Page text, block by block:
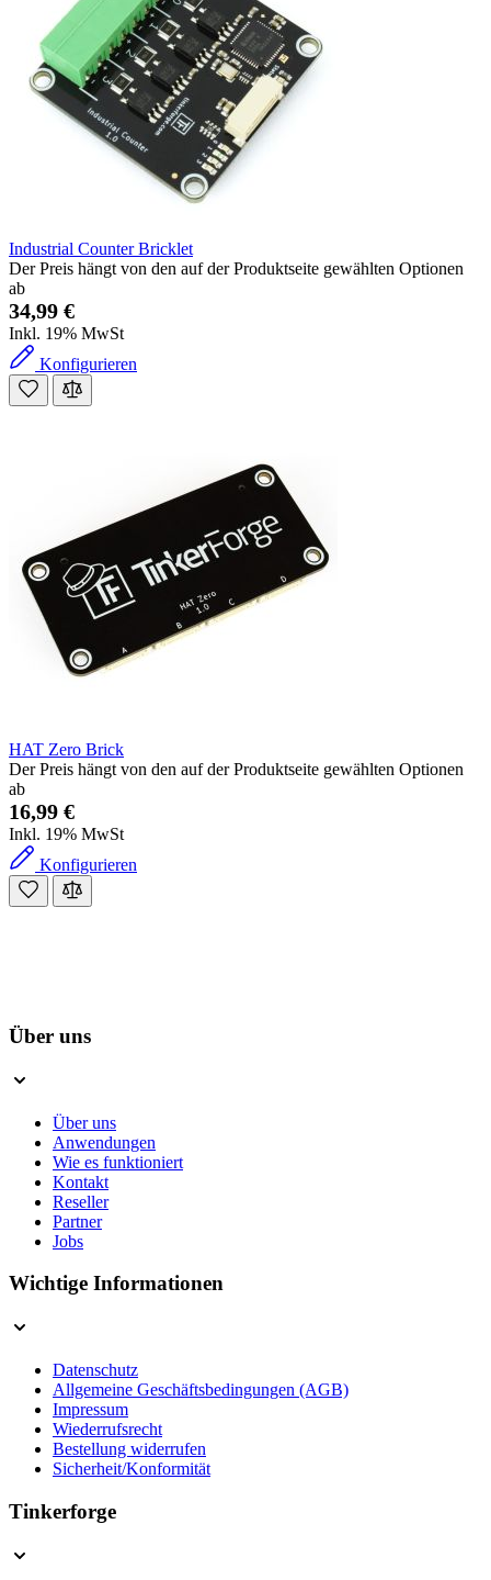
Industrial Counter Bricklet
Der Preis hängt von den auf der Produktseite gewählten Optionen
ab
34,99 €
Inkl. 19% MwSt
Konfigurieren
HAT Zero Brick
Der Preis hängt von den auf der Produktseite gewählten Optionen
ab
16,99 €
Inkl. 19% MwSt
Konfigurieren
Über uns
Über uns
Anwendungen
Wie es funktioniert
Kontakt
Reseller
Partner
Jobs
Wichtige Informationen
Datenschutz
Allgemeine Geschäftsbedingungen (AGB)
Impressum
Wiederrufsrecht
Bestellung widerrufen
Sicherheit/Konformität
Tinkerforge